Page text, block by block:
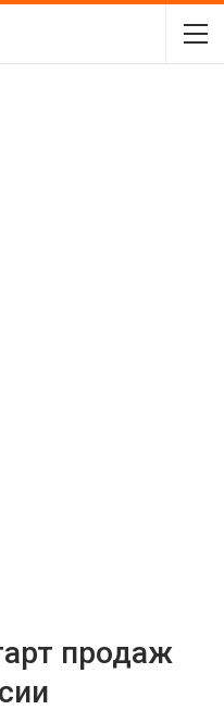
продаж